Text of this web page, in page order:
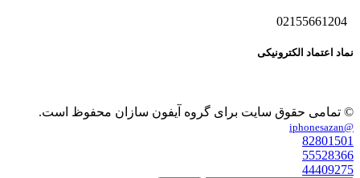
نماد اعتماد الکترونیکی
© تمامی حقوق سایت برای گروه آیفون سازان محفوظ است.
@iphonesazan
82801501
55528366
44409275